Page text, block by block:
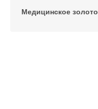
Медицинское золото